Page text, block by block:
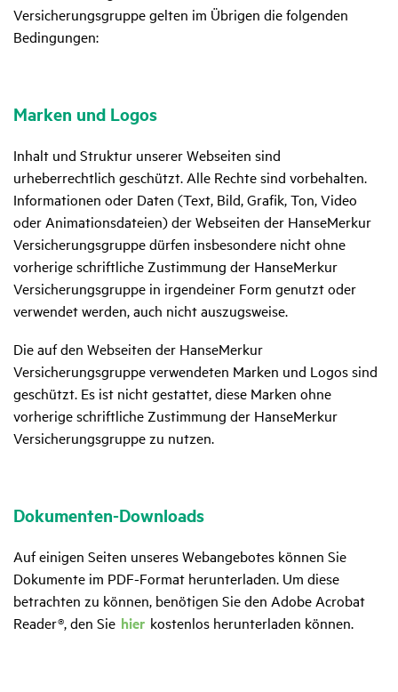
Versicherungsgruppe gelten im Übrigen die folgenden
Bedingungen:
Marken und Logos
Inhalt und Struktur unserer Webseiten sind
urheberrechtlich geschützt. Alle Rechte sind vorbehalten.
Informationen oder Daten (Text, Bild, Grafik, Ton, Video
oder Animationsdateien) der Webseiten der HanseMerkur
Versicherungsgruppe dürfen insbesondere nicht ohne
vorherige schriftliche Zustimmung der HanseMerkur
Versicherungsgruppe in irgendeiner Form genutzt oder
verwendet werden, auch nicht auszugsweise.
Die auf den Webseiten der HanseMerkur
Versicherungsgruppe verwendeten Marken und Logos sind
geschützt. Es ist nicht gestattet, diese Marken ohne
vorherige schriftliche Zustimmung der HanseMerkur
Versicherungsgruppe zu nutzen.
Doku­menten-Down­loads
Auf einigen Seiten unseres Webangebotes können Sie
Dokumente im PDF-Format herunterladen. Um diese
betrachten zu können, benötigen Sie den Adobe Acrobat
Reader®, den Sie hier kostenlos herunterladen können.